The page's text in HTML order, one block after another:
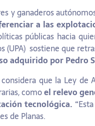
y ganaderos
a las
públicas hacia
(UPA) sostiene que
adquirido por Pedro
que la Ley
comoel relevo
tecnológica.
de Planas.